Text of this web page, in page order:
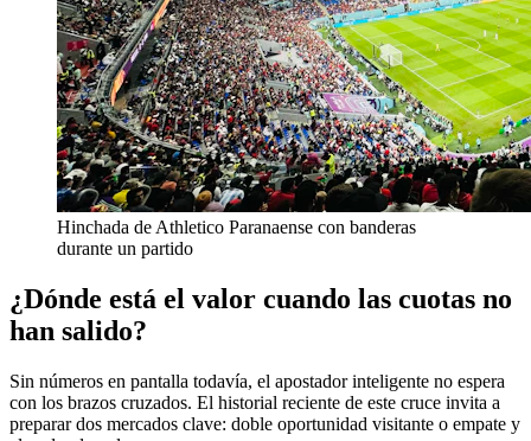
Hinchada de Athletico Paranaense con banderas
durante un partido
¿Dónde está el valor cuando las cuotas no
han salido?
Sin números en pantalla todavía, el apostador inteligente no espera
con los brazos cruzados. El historial reciente de este cruce invita a
preparar dos mercados clave: doble oportunidad visitante o empate y